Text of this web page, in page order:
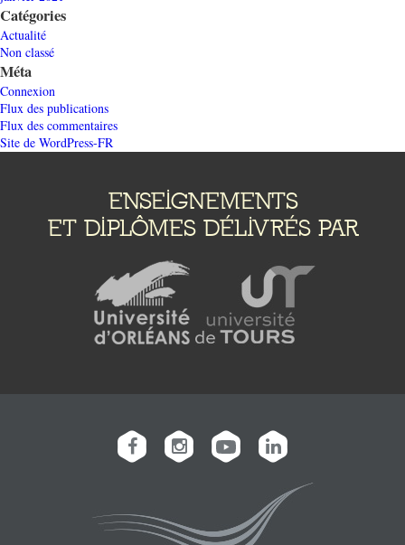
Catégories
Actualité
Non classé
Méta
Connexion
Flux des publications
Flux des commentaires
Site de WordPress-FR
ENSEIGNEMENTS
ET DIPLÔMES DÉLIVRÉS PAR